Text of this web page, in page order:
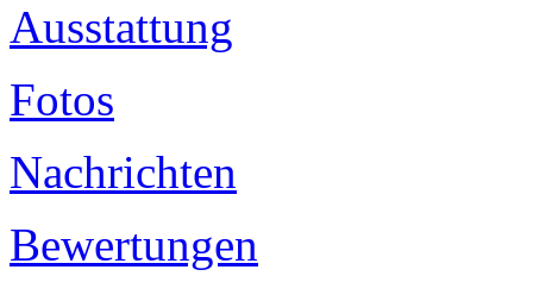
Ausstattung
Fotos
Nachrichten
Bewertungen